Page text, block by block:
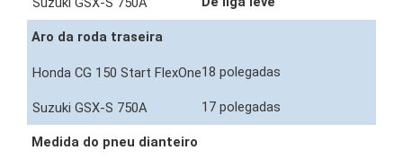
Aro da roda traseira
18 polegadas
17 polegadas
Medida do pneu dianteiro